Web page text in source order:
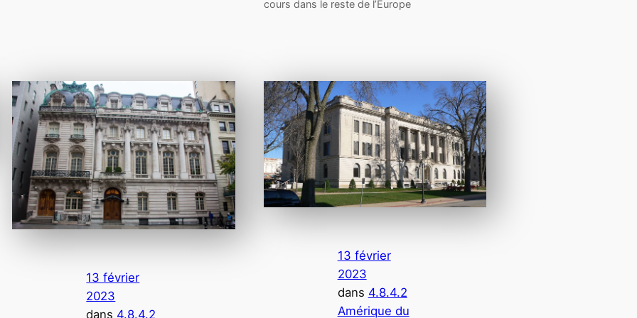
cours dans le reste de l’Europe
13 février
2023
dans 4.8.4.2
13 février
2023
dans 4.8.4.2
Amérique du